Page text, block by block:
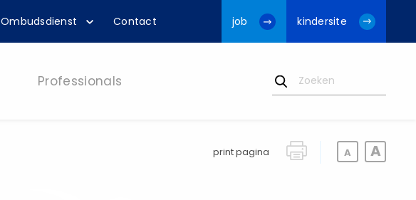
Ombudsdienst Contact job kindersite
Professionals
print pagina